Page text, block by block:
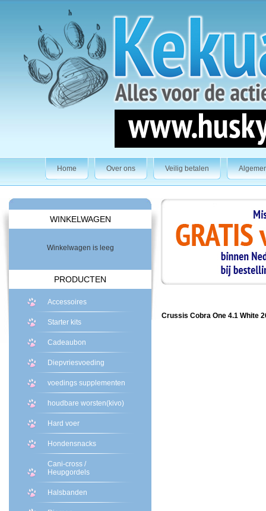
Home Over ons Veilig betalen
WINKELWAGEN
Winkelwagen is leeg
PRODUCTEN
Accessoires
Starter kits
Cadeaubon
Diepvriesvoeding
voedings supplementen
houdbare worsten(kivo)
Hard voer
Hondensnacks
Cani-cross /
Heupgordels
Halsbanden
Crussis Cobra One 4.1 White